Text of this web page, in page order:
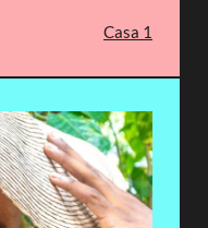
Casa 1